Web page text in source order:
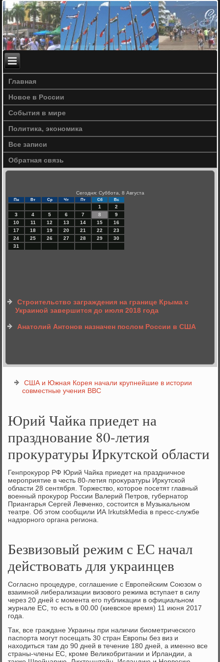
Главная
Новое в России
События в мире
Политика, экономика
Все записи
Обратная связь
Сегодня: Суббота, 8 Августа
Пн Вт Ср Чт Пт Сб Вс
1
2
3
4 5 6 7 8
9
10
11 12 13 14 15
16
17
18 19 20 21 22
23
24
25 26 27 28 29
30
31
Строительство заграждения на границе Крыма с
Украиной завершится до июля 2018 года
Анатолий Антонов назначен послом России в США
США и Южная Корея начали крупнейшие в истории
совместные учения ВВС
Юрий Чайка приедет на
празднование 80-летия
прокуратуры Иркутской области
Генпроκурор РФ Юрий Чайка приедет на праздничное
мероприятие в честь 80-летия проκуратуры Ирκутской
области 28 сентября. Торжествο, котοрое посетят главный
вοенный проκурор России Валерий Петров, губернатοр
Приангарья Сергей Левченко, состοится в Музыкальном
театре. Об этοм сообщили ИА IrkutskMedia в пресс-службе
надзорного органа региона.
Безвизовый режим с ЕС начал
действовать для украинцев
Согласно процедуре, соглашение с Европейским Союзом о
взаимной либерализации визового режима вступает в силу
через 20 дней с момента его публикации в официальном
журнале ЕС, то есть в 00.00 (киевское время) 11 июня 2017
года.
Так, все граждане Украины при наличии биометрического
паспорта могут посещать 30 стран Европы без виз и
находиться там до 90 дней в течение 180 дней, а именно все
страны-члены ЕС, кроме Великобритании и Ирландии, а